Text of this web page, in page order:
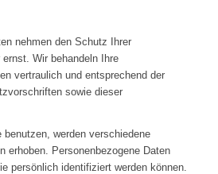
nehmen den Schutz Ihrer
Wir behandeln Ihre
vertraulich und entsprechend der
sowie dieser
werden verschiedene
erhoben. Personenbezogene Daten
persönlich identifiziert werden können.